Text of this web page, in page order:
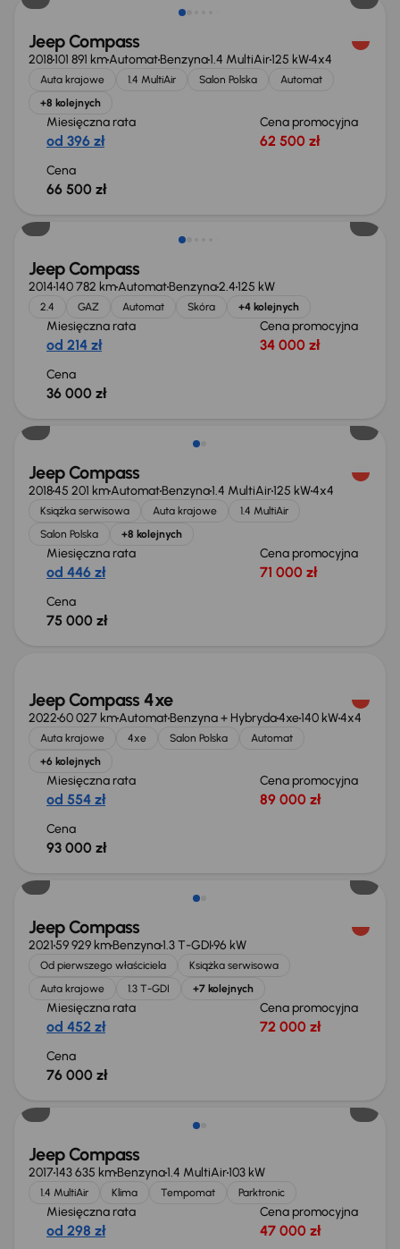
Jeep Compass
2018101 891 kmAutomatBenzyna1.4 MultiAir125 kW4x4
Auta krajowe 1.4 MultiAir Salon Polska
Automat
+8 kolejnych
Miesięczna rata
od 396 zł
Cena promocyjna
62 500 zł
Cena
66 500 zł
Świeżo skupione
Jeep Compass
2014140 782 kmAutomatBenzyna2.4125 kW
2.4 GAZ Automat Skóra +4 kolejnych
Miesięczna rata
od 214 zł
Cena promocyjna
34 000 zł
Cena
36 000 zł
Jeep Compass
201845 201 kmAutomatBenzyna1.4 MultiAir125 kW4x4
Książka serwisowa Auta krajowe
1.4 MultiAir
Salon Polska
+8 kolejnych
Miesięczna rata
od 446 zł
Cena promocyjna
71 000 zł
Cena
75 000 zł
Możliwość odliczenia VAT
Jeep Compass 4xe
202260 027 kmAutomatBenzyna + Hybryda4xe140 kW4x4
Auta krajowe 4xe Salon Polska
Automat
+6 kolejnych
Miesięczna rata
od 554 zł
Cena promocyjna
89 000 zł
Cena
93 000 zł
Jeep Compass
202159 929 kmBenzyna1.3 T-GDI96 kW
Od pierwszego właściciela
Książka serwisowa
Auta krajowe
1.3 T-GDI +7 kolejnych
Miesięczna rata
od 452 zł
Cena promocyjna
72 000 zł
Cena
76 000 zł
Jeep Compass
2017143 635 kmBenzyna1.4 MultiAir103 kW
1.4 MultiAir Klima Tempomat Parktronic
Miesięczna rata
od 298 zł
Cena promocyjna
47 000 zł